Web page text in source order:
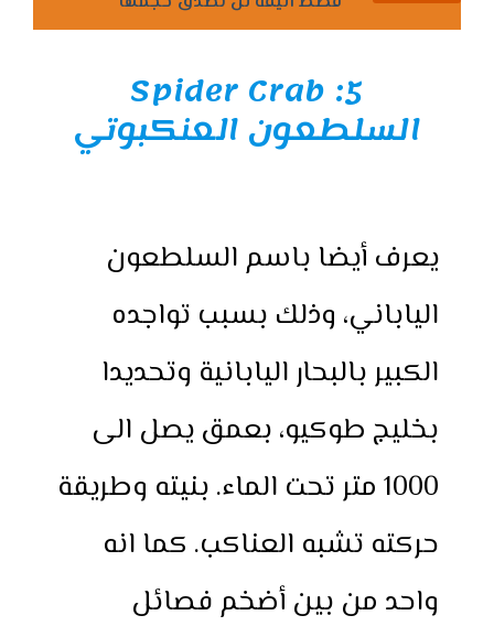
5:
Spider Crab
السلطعون العنكبوتي
يعرف أيضا باسم السلطعون
الياباني، وذلك بسبب تواجده
الكبير بالبحار اليابانية وتحديدا
بخليج طوكيو، بعمق يصل الى
1000 متر تحت الماء. بنيته وطريقة
حركته تشبه العناكب. كما انه
واحد من بين أضخم فصائل